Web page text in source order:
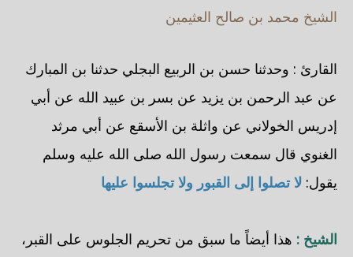
الشيخ محمد بن صالح العثيمين
القارئ : وحدثنا حسن بن الربيع البجلي حدثنا بن المبارك
عن عبد الرحمن بن يزيد عن بسر بن عبيد الله عن أبي
إدريس الخولاني عن واثلة بن الأسقع عن أبي مرثد
الغنوي قال سمعت رسول الله صلى الله عليه وسلم
يقول: لا تصلوا إلى القبور ولا تجلسوا عليها
الشيخ : هذا أيضاً ما سبق من تحريم الجلوس على القبر،